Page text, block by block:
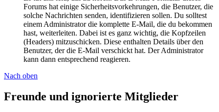
Forums hat einige Sicherheitsvorkehrungen, die Benutzer, die
solche Nachrichten senden, identifizieren sollen. Du solltest
einem Administrator die komplette E-Mail, die du bekommen
hast, weiterleiten. Dabei ist es ganz wichtig, die Kopfzeilen
(Headers) mitzuschicken. Diese enthalten Details über den
Benutzer, der die E-Mail verschickt hat. Der Administrator
kann dann entsprechend reagieren.
Nach oben
Freunde und ignorierte Mitglieder